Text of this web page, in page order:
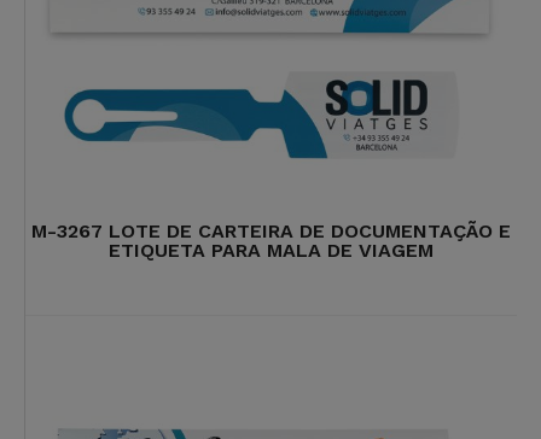
M-3267 LOTE DE CARTEIRA DE DOCUMENTAÇÃO E
ETIQUETA PARA MALA DE VIAGEM